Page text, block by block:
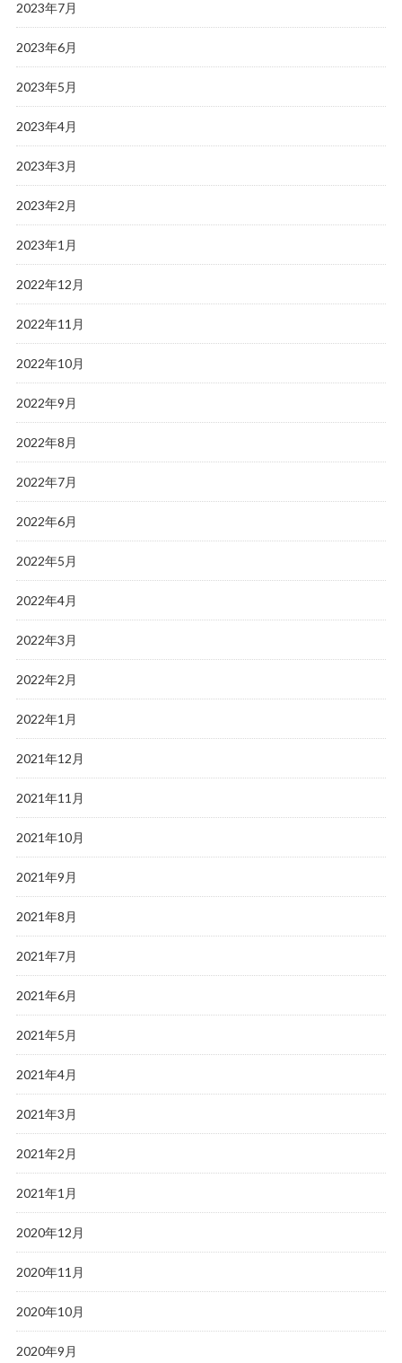
2023年7月
2023年6月
2023年5月
2023年4月
2023年3月
2023年2月
2023年1月
2022年12月
2022年11月
2022年10月
2022年9月
2022年8月
2022年7月
2022年6月
2022年5月
2022年4月
2022年3月
2022年2月
2022年1月
2021年12月
2021年11月
2021年10月
2021年9月
2021年8月
2021年7月
2021年6月
2021年5月
2021年4月
2021年3月
2021年2月
2021年1月
2020年12月
2020年11月
2020年10月
2020年9月